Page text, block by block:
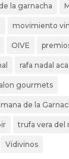
la garnacha
movimiento
OIVE
rafa nadal
gourmets
de la
trufa vera del
Vidivinos